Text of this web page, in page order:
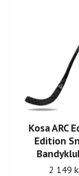
Kosa ARC
Edition
2 149